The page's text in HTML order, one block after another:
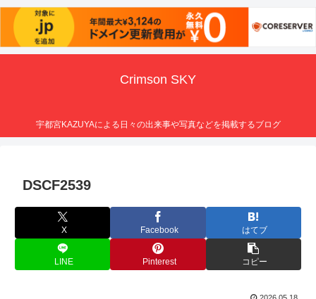
Crimson SKY
宇都宮KAZUYAによる日々の出来事や写真などを掲載するブログ
DSCF2539
X Facebook はてブ
LINE Pinterest コピー